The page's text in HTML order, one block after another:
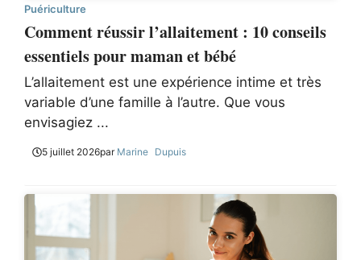
Puériculture
Comment réussir l’allaitement : 10 conseils
essentiels pour maman et bébé
L’allaitement est une expérience intime et très
variable d’une famille à l’autre. Que vous
envisagiez ...
5 juillet 2026par Marine Dupuis